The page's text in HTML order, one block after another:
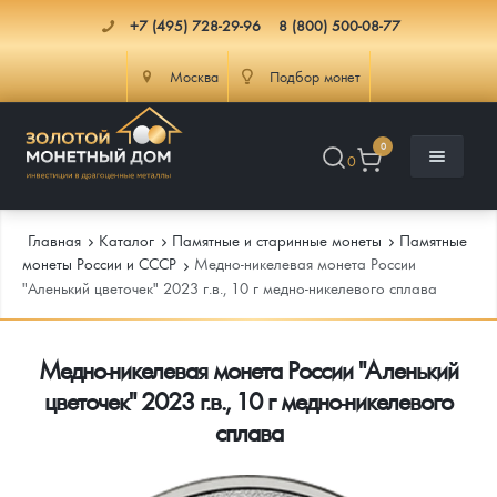
+7 (495) 728-29-96 8 (800) 500-08-77
Москва Подбор монет
0
0
Каталог
Каталог Монет
Инвестиционные монеты
Инфо
Как сделать заказ
Доставка
Главная Каталог Памятные и старинные монеты
Памятные
монеты России и СССР
Медно-никелевая монета России
"Аленький цветочек" 2023 г.в., 10 г медно-никелевого сплава
Медно-никелевая монета России "Аленький
цветочек" 2023 г.в., 10 г медно-никелевого
сплава